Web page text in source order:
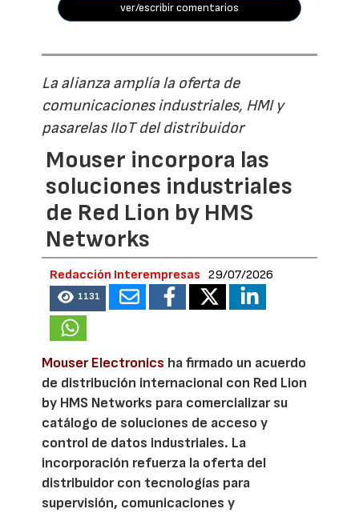
ver/escribir comentarios
La alianza amplía la oferta de
comunicaciones industriales, HMI y
pasarelas IIoT del distribuidor
Mouser incorpora las
soluciones industriales
de Red Lion by HMS
Networks
Redacción Interempresas 29/07/2026
1131
Mouser Electronics ha firmado un acuerdo
de distribución internacional con Red Lion
by HMS Networks para comercializar su
catálogo de soluciones de acceso y
control de datos industriales. La
incorporación refuerza la oferta del
distribuidor con tecnologías para
supervisión, comunicaciones y